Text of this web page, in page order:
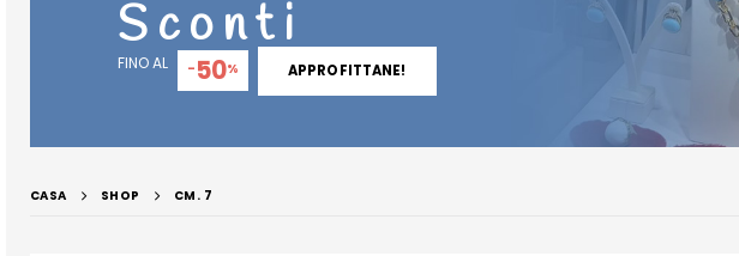
Sconti
FINO AL - 50% APPROFITTANE!
CASA SHOP CM. 7